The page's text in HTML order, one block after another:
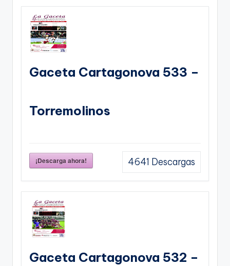
Gaceta Cartagonova 533 –
Torremolinos
¡Descarga ahora! 4641 Descargas
Gaceta Cartagonova 532 –